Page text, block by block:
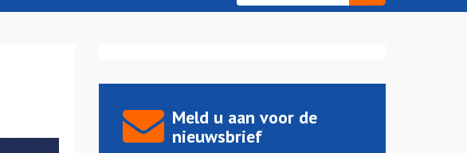
Meld u aan voor de
nieuwsbrief